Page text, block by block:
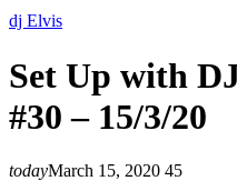
dj Elvis
Set Up with
#30 – 15/3/20
todayMarch 15, 2020 45